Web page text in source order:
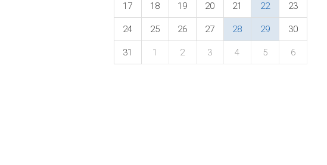
17 18 19 20 21 22 23
24 25 26 27 28 29 30
31 1 2 3 4 5 6